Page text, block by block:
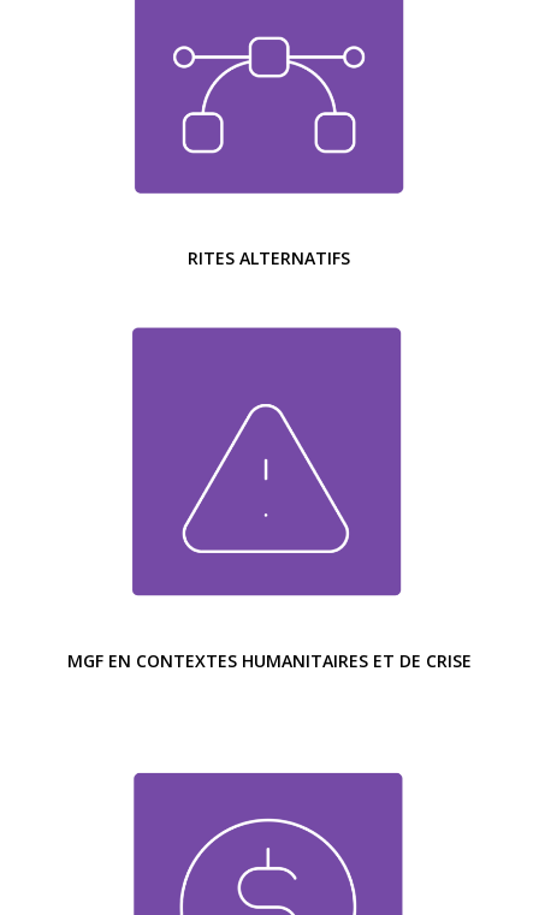
RITES ALTERNATIFS
MGF EN CONTEXTES HUMANITAIRES ET DE CRISE